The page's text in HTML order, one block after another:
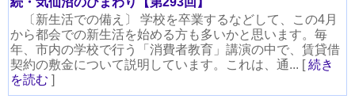
〔新生活での備え〕 学校を卒業するなどして、この4月
から都会での新生活を始める方も多いかと思います。毎
年、市内の学校で行う「消費者教育」講演の中で、賃貸借
契約の敷金について説明しています。これは、通... [続き
を読む ]